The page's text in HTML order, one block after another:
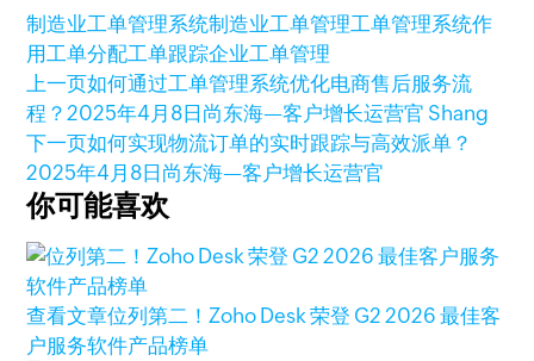
制造业工单管理系统制造业工单管理工单管理系统作
用工单分配工单跟踪企业工单管理
上一页如何通过工单管理系统优化电商售后服务流
程？ 2025年4月8日 尚东海—客户增长运营官 Shang
下一页如何实现物流订单的实时跟踪与高效派单？
2025年4月8日 尚东海—客户增长运营官
你可能喜欢
查看文章位列第二！Zoho Desk 荣登 G2 2026 最佳客
户服务软件产品榜单